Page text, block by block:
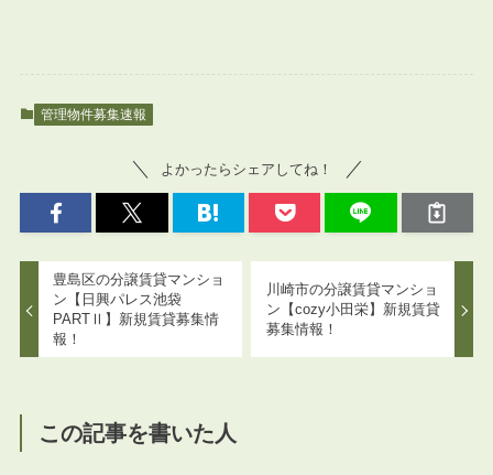
管理物件募集速報
よかったらシェアしてね！
豊島区の分譲賃貸マンショ
ン【日興パレス池袋
PARTⅡ】新規賃貸募集情
報！
川崎市の分譲賃貸マンショ
ン【cozy小田栄】新規賃貸
募集情報！
この記事を書いた人